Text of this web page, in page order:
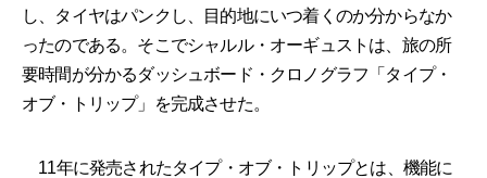
し、タイヤはパンクし、目的地にいつ着くのか分からなか
ったのである。そこでシャルル・オーギュストは、旅の所
要時間が分かるダッシュボード・クロノグラフ「タイプ・
オブ・トリップ」を完成させた。
11年に発売されたタイプ・オブ・トリップとは、機能に